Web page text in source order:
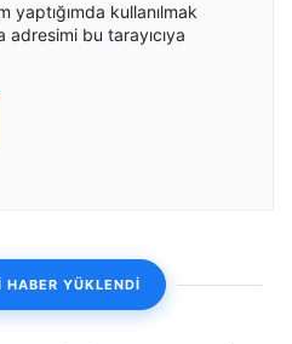
yaptığımda kullanılmak
adresimi bu tarayıcıya
HABER YÜKLENDİ